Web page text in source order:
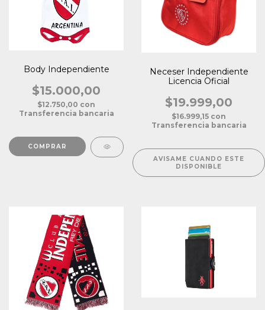
Body Independiente
$15.000,00
$12.750,00 con
Transferencia bancaria
COMPRAR
Neceser Independiente
Licencia Oficial
$19.999,00
$16.999,15 con
Transferencia bancaria
AVISAME CUANDO ESTE
DISPONIBLE